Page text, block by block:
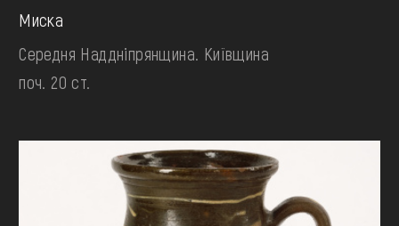
Миска
Середня Наддніпрянщина. Київщина
поч. 20 ст.